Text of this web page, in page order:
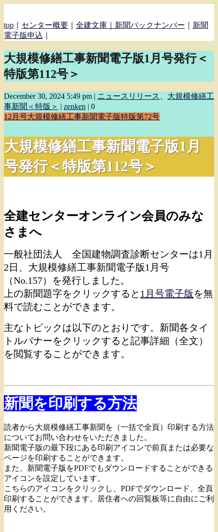
top センター概要 全建文庫｜ 新聞バックナンバー
新聞
電子版申込
大規模修繕工事新聞電子版1月号発行＜
特版第112号＞
December 30, 2024 5:49 pm | ニュースリリース
大規模修繕工
事新聞＜特版＞ | zenken | 0
12月号大規模修繕工事新聞電子版特版第72号
大規模修繕工事新聞電子版1月
号発行＜特版第112号＞
全建センターオンライン会員のみな
さまへ
一般社団法人 全国建物調査診断センターは1月
2日、大規模修繕工事新聞電子版1月号
（No.157）を発行しました。
上の新聞題字をクリックすると 1月号電子版を無
料で読むことができます。
主なトピックは以下のとおりです。新聞各タイ
トルバナーをクリックすると記事詳細（全文）
を閲覧することができます。
新聞を印刷する方法
読者から大規模修繕工事新聞を（一括で全頁）印刷する方法
についてお問い合わせをいただきました。
新聞電子版の最下段にある印刷アイコンで前頁または必要な
ページを印刷することができます。
また、新聞電子版をPDFでもダウンロードすることができる
アイコンを設定しています。
こちらのアイコンをクリックし、PDFでダウンロード、全頁
印刷することができます。居住者への回覧板等に自由にご利
用ください。